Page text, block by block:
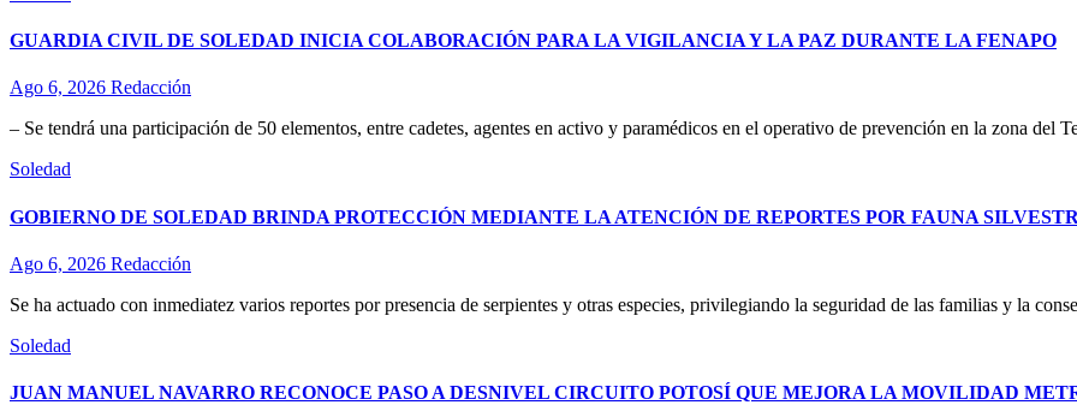
GUARDIA CIVIL DE SOLEDAD INICIA COLABORACIÓN PARA LA VIGILANCIA Y LA PAZ DURANTE LA FENAPO
Ago 6, 2026 Redacción
– Se tendrá una participación de 50 elementos, entre cadetes, agentes en activo y paramédicos en el operativo de prevención en la zona
Soledad
GOBIERNO DE SOLEDAD BRINDA PROTECCIÓN MEDIANTE LA ATENCIÓN DE REPORTES POR FAUNA
Ago 6, 2026 Redacción
Se ha actuado con inmediatez varios reportes por presencia de serpientes y otras especies, privilegiando la seguridad de las familias y la
Soledad
JUAN MANUEL NAVARRO RECONOCE PASO A DESNIVEL CIRCUITO POTOSÍ QUE MEJORA LA MOVILIDAD